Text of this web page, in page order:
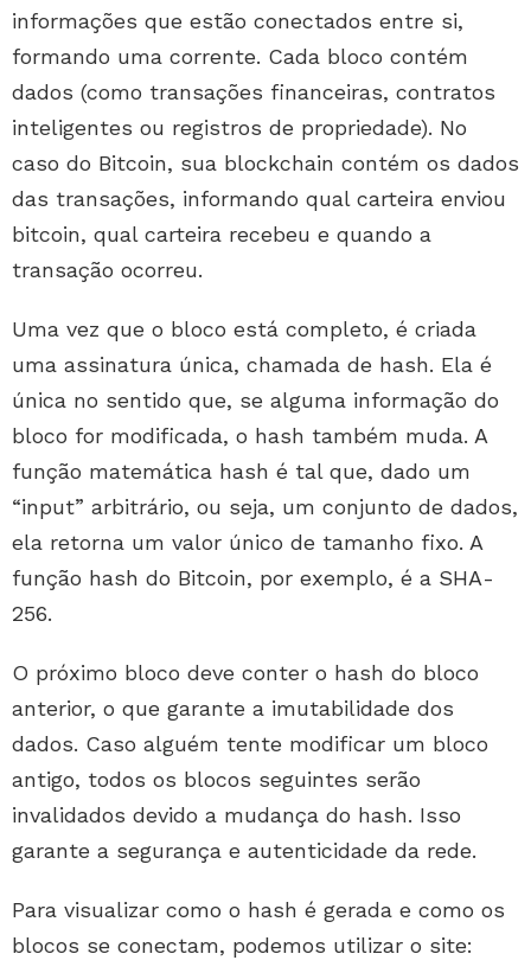
informações que estão conectados entre si,
formando uma corrente. Cada bloco contém
dados (como transações financeiras, contratos
inteligentes ou registros de propriedade). No
caso do Bitcoin, sua blockchain contém os dados
das transações, informando qual carteira enviou
bitcoin, qual carteira recebeu e quando a
transação ocorreu.
Uma vez que o bloco está completo, é criada
uma assinatura única, chamada de hash. Ela é
única no sentido que, se alguma informação do
bloco for modificada, o hash também muda. A
função matemática hash é tal que, dado um
“input” arbitrário, ou seja, um conjunto de dados,
ela retorna um valor único de tamanho fixo. A
função hash do Bitcoin, por exemplo, é a SHA-
256.
O próximo bloco deve conter o hash do bloco
anterior, o que garante a imutabilidade dos
dados. Caso alguém tente modificar um bloco
antigo, todos os blocos seguintes serão
invalidados devido a mudança do hash. Isso
garante a segurança e autenticidade da rede.
Para visualizar como o hash é gerada e como os
blocos se conectam, podemos utilizar o site: